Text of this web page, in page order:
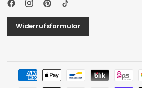
Widerrufsformular